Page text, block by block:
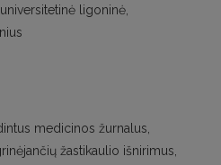
ligoninė,
medicinos žurnalus,
žastikaulio išnirimus,